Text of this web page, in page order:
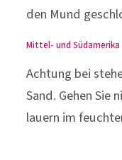
den Mund
Mittel- und Südamerika
Achtung bei
Sand. Gehen Sie
lauern im